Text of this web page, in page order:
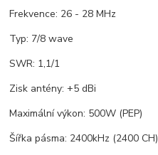
Frekvence: 26 - 28 MHz
Typ: 7/8 wave
SWR: 1,1/1
Zisk antény: +5 dBi
Maximální výkon: 500W (PEP)
Šířka pásma: 2400kHz (2400 CH)